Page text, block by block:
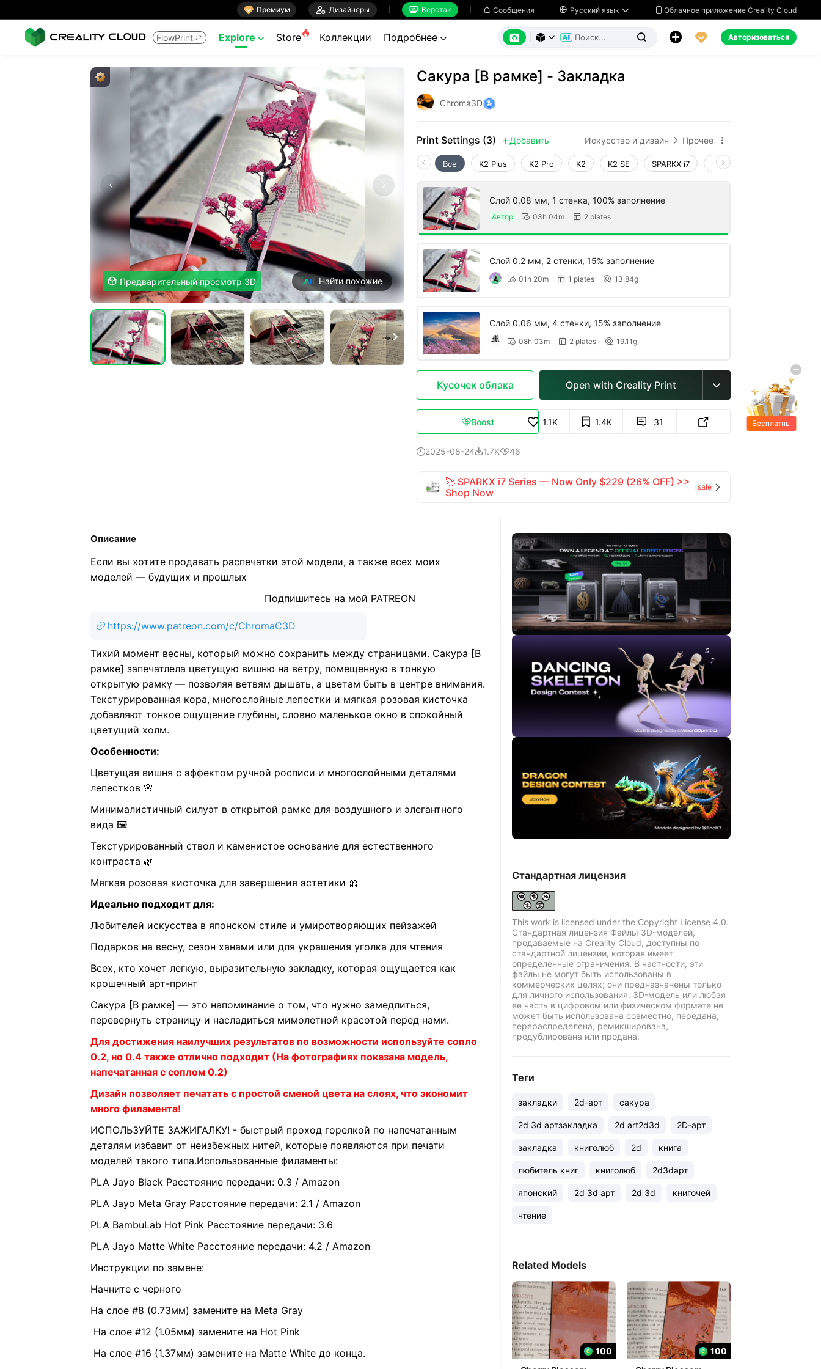
 Премиум  Дизайнеры  Верстак  Сообщения  Русский язык   Облачное приложение Creality Cloud
FlowPrint  Explore  Store Коллекции Подробнее        Авторизоваться
 Предварительный просмотр 3D Найти похожие

Сакура [В рамке] - Закладка
Chroma3D
Print Settings (3)  Добавить Искусство и дизайн  Прочее 
Все K2 Plus K2 Pro K2 K2 SE SPARKX i7 Creality Hi
Слой 0.08 мм, 1 стенка, 100% заполнение
Автор  03h 04m  2 plates
Слой 0.2 мм, 2 стенки, 15% заполнение
 01h 20m  1 plates  13.84g
Слой 0.06 мм, 4 стенки, 15% заполнение
 08h 03m  2 plates  19.11g
Кусочек облака Open with Creality Print 
Boost 1.1K 1.4K  31 
2025-08-241.7K46
🚀 SPARKX i7 Series — Now Only $229 (26% OFF) >>
Shop Now
sale 
Описание
Если вы хотите продавать распечатки этой модели, а также всех моих
моделей — будущих и прошлых
Подпишитесь на мой PATREON
https://www.patreon.com/c/ChromaC3D
Тихий момент весны, который можно сохранить между страницами. Сакура [В
рамке] запечатлела цветущую вишню на ветру, помещенную в тонкую
открытую рамку — позволяя ветвям дышать, а цветам быть в центре внимания.
Текстурированная кора, многослойные лепестки и мягкая розовая кисточка
добавляют тонкое ощущение глубины, словно маленькое окно в спокойный
цветущий холм.
Особенности:
Цветущая вишня с эффектом ручной росписи и многослойными деталями
лепестков 🌸
Минималистичный силуэт в открытой рамке для воздушного и элегантного
вида 🖼️
Текстурированный ствол и каменистое основание для естественного
контраста 🌿
Мягкая розовая кисточка для завершения эстетики 🎀
Идеально подходит для:
Любителей искусства в японском стиле и умиротворяющих пейзажей
Подарков на весну, сезон ханами или для украшения уголка для чтения
Всех, кто хочет легкую, выразительную закладку, которая ощущается как
крошечный арт-принт
Сакура [В рамке] — это напоминание о том, что нужно замедлиться,
перевернуть страницу и насладиться мимолетной красотой перед нами.
Для достижения наилучших результатов по возможности используйте сопло
0.2, но 0.4 также отлично подходит (На фотографиях показана модель,
напечатанная с соплом 0.2)
Дизайн позволяет печатать с простой сменой цвета на слоях, что экономит
много филамента!
ИСПОЛЬЗУЙТЕ ЗАЖИГАЛКУ! - быстрый проход горелкой по напечатанным
деталям избавит от неизбежных нитей, которые появляются при печати
моделей такого типа.Использованные филаменты:
PLA Jayo Black Расстояние передачи: 0.3 / Amazon
PLA Jayo Meta Gray Расстояние передачи: 2.1 / Amazon
PLA BambuLab Hot Pink Расстояние передачи: 3.6
PLA Jayo Matte White Расстояние передачи: 4.2 / Amazon
Инструкции по замене:
Начните с черного
На слое #8 (0.73мм) замените на Meta Gray
На слое #12 (1.05мм) замените на Hot Pink
На слое #16 (1.37мм) замените на Matte White до конца.
Стандартная лицензия
This work is licensed under the Copyright License 4.0.
Стандартная лицензия Файлы 3D-моделей,
продаваемые на Creality Cloud, доступны по
стандартной лицензии, которая имеет
определенные ограничения. В частности, эти
файлы не могут быть использованы в
коммерческих целях; они предназначены только
для личного использования. 3D-модель или любая
ее часть в цифровом или физическом формате не
может быть использована совместно, передана,
перераспределена, ремикширована,
продублирована или продана.
Теги
закладки 2d-арт сакура
2d 3d артзакладка 2d art2d3d 2D-арт
закладка книголюб 2d книга
любитель книг книголюб 2d3dарт
японский 2d 3d арт 2d 3d книгочей
чтение
Related Models
100
100
Бесплатны